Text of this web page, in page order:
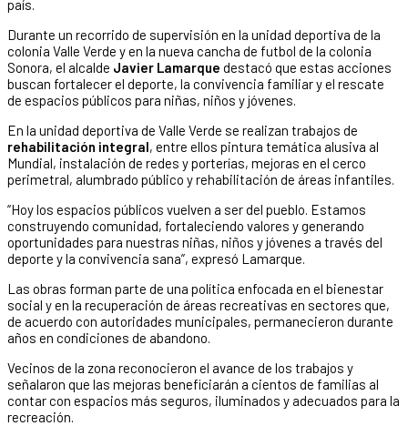
país.
Durante un recorrido de supervisión en la unidad deportiva de la
colonia Valle Verde y en la nueva cancha de futbol de la colonia
Sonora, el alcalde Javier Lamarque destacó que estas acciones
buscan fortalecer el deporte, la convivencia familiar y el rescate
de espacios públicos para niñas, niños y jóvenes.
En la unidad deportiva de Valle Verde se realizan trabajos de
rehabilitación integral, entre ellos pintura temática alusiva al
Mundial, instalación de redes y porterías, mejoras en el cerco
perimetral, alumbrado público y rehabilitación de áreas infantiles.
“Hoy los espacios públicos vuelven a ser del pueblo. Estamos
construyendo comunidad, fortaleciendo valores y generando
oportunidades para nuestras niñas, niños y jóvenes a través del
deporte y la convivencia sana”, expresó Lamarque.
Las obras forman parte de una política enfocada en el bienestar
social y en la recuperación de áreas recreativas en sectores que,
de acuerdo con autoridades municipales, permanecieron durante
años en condiciones de abandono.
Vecinos de la zona reconocieron el avance de los trabajos y
señalaron que las mejoras beneficiarán a cientos de familias al
contar con espacios más seguros, iluminados y adecuados para la
recreación.